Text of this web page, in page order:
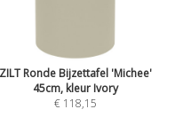
ZILT Ronde Bijzettafel 'Michee'
45cm, kleur Ivory
€ 118,15